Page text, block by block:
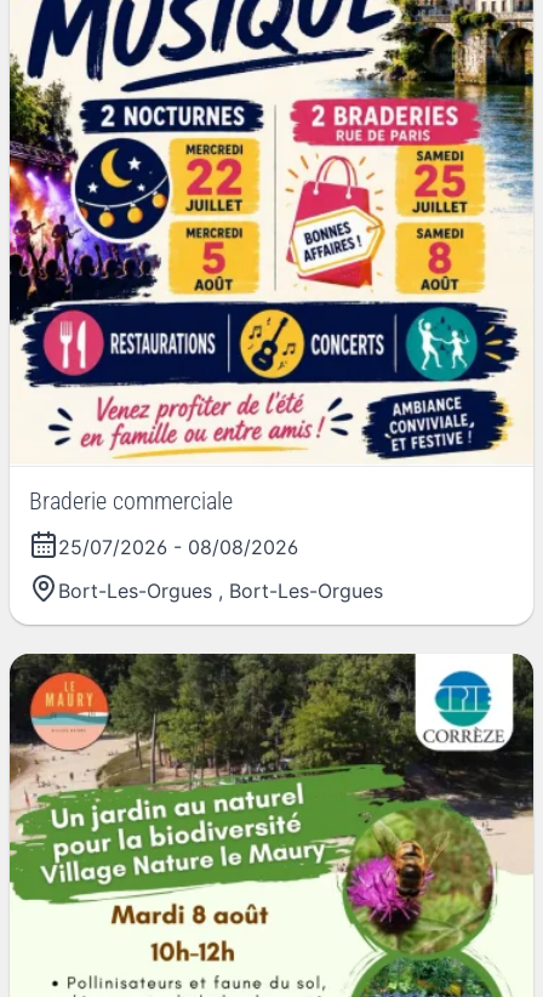
Braderie commerciale
25/07/2026 - 08/08/2026
Bort-Les-Orgues , Bort-Les-Orgues